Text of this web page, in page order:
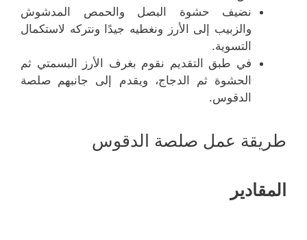
نضيف حشوة البصل والحمص المدشوش
والزبيب إلى الأرز ونغطيه جيدًا ونتركه لاستكمال
التسوية.
في طبق التقديم نقوم بغرف الأرز البسمتي ثم
الحشوة ثم الدجاج، ويقدم إلى جانبهم صلصة
الدقوس.
طريقة عمل صلصة الدقوس
المقادير